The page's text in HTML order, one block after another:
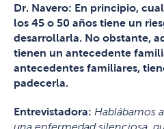
Dr. Navero: En principio,
los 45 o 50 años tiene un
desarrollarla. No obstante,
tienen un antecedente
antecedentes familiares,
padecerla.
Entrevistadora: Hablábamos